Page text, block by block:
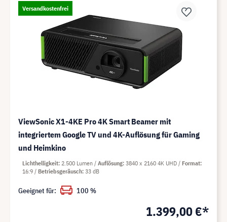
Versandkostenfrei
ViewSonic X1-4KE Pro 4K Smart Beamer mit
integriertem Google TV und 4K-Auflösung für Gaming
und Heimkino
1.399,00 €*
Lichthelligkeit 2.500 Lumen Auflösung 3840 x 2160 4K UHD
Format
16:9
Betriebsgeräusch 33 dB
Geeignet für: 100 %